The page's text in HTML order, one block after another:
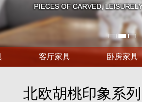
客厅家具 卧房家具
北欧胡桃印象系列